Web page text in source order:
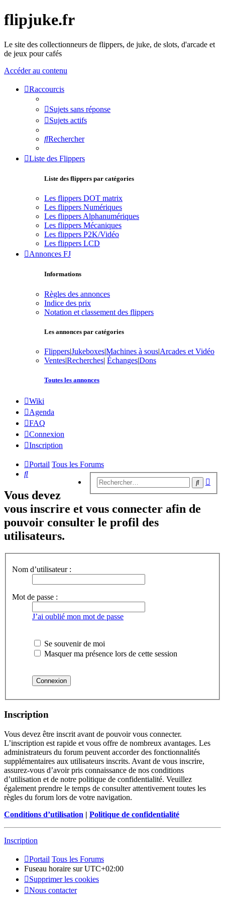
flipjuke.fr
Le site des collectionneurs de flippers, de juke, de slots, d'arcade et
de jeux pour cafés
Accéder au contenu
Raccourcis
Sujets sans réponse
Sujets actifs
Rechercher
Liste des Flippers
Liste des flippers par catégories
Les flippers DOT matrix
Les flippers Numériques
Les flippers Alphanumériques
Les flippers Mécaniques
Les flippers P2K/Vidéo
Les flippers LCD
Annonces FJ
Informations
Règles des annonces
Indice des prix
Notation et classement des flippers
Les annonces par catégories
Flippers|Jukeboxes|Machines à sous|Arcades et Vidéo
Ventes|Recherches| Échanges|Dons
Toutes les annonces
Wiki
Agenda
FAQ
Connexion
Inscription
Portail Tous les Forums
Rechercher
Vous devez
vous inscrire et vous connecter afin de
pouvoir consulter le profil des
utilisateurs.
Nom d’utilisateur :
Mot de passe :
J’ai oublié mon mot de passe
Se souvenir de moi
Masquer ma présence lors de cette session
Inscription
Vous devez être inscrit avant de pouvoir vous connecter.
L’inscription est rapide et vous offre de nombreux avantages. Les
administrateurs du forum peuvent accorder des fonctionnalités
supplémentaires aux utilisateurs inscrits. Avant de vous inscrire,
assurez-vous d’avoir pris connaissance de nos conditions
d’utilisation et de notre politique de confidentialité. Veuillez
également prendre le temps de consulter attentivement toutes les
règles du forum lors de votre navigation.
Conditions d’utilisation | Politique de confidentialité
Inscription
Portail Tous les Forums
Fuseau horaire surUTC+02:00
Supprimer les cookies
Nous contacter